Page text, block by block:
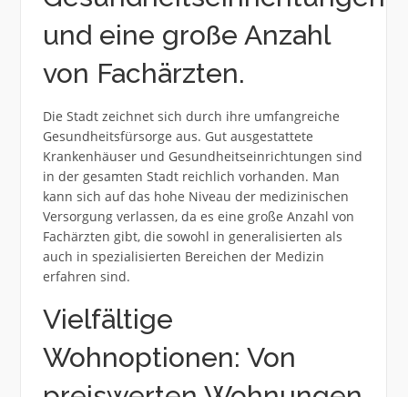
und eine große Anzahl
von Fachärzten.
Die Stadt zeichnet sich durch ihre umfangreiche
Gesundheitsfürsorge aus. Gut ausgestattete
Krankenhäuser und Gesundheitseinrichtungen sind
in der gesamten Stadt reichlich vorhanden. Man
kann sich auf das hohe Niveau der medizinischen
Versorgung verlassen, da es eine große Anzahl von
Fachärzten gibt, die sowohl in generalisierten als
auch in spezialisierten Bereichen der Medizin
erfahren sind.
Vielfältige
Wohnoptionen: Von